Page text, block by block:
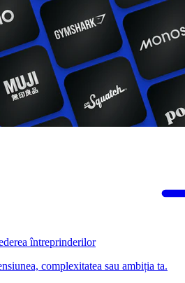
întreprinderilor
complexitatea sau ambiția ta.